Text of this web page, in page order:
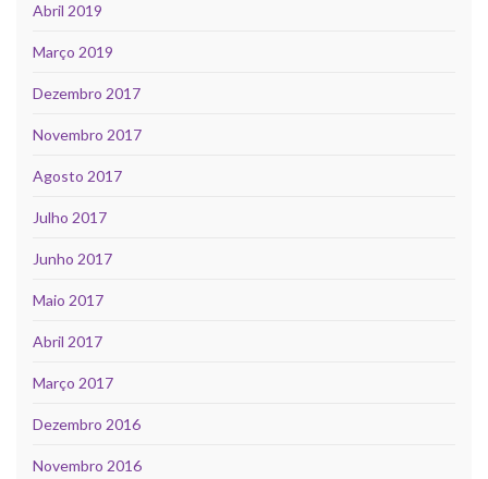
Abril 2019
Março 2019
Dezembro 2017
Novembro 2017
Agosto 2017
Julho 2017
Junho 2017
Maio 2017
Abril 2017
Março 2017
Dezembro 2016
Novembro 2016